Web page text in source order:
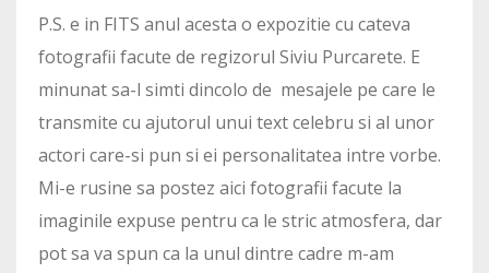
P.S. e in FITS anul acesta o expozitie cu cateva
fotografii facute de regizorul Siviu Purcarete. E
minunat sa-l simti dincolo de mesajele pe care le
transmite cu ajutorul unui text celebru si al unor
actori care-si pun si ei personalitatea intre vorbe.
Mi-e rusine sa postez aici fotografii facute la
imaginile expuse pentru ca le stric atmosfera, dar
pot sa va spun ca la unul dintre cadre m-am